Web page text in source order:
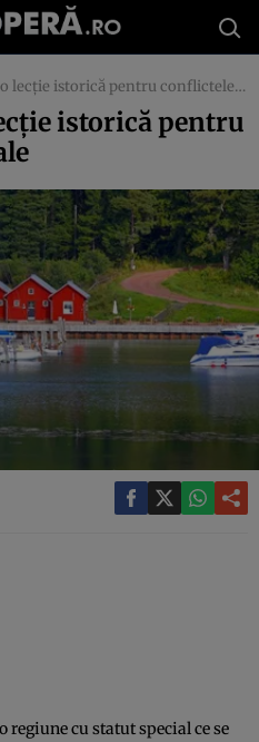
istorică pentru conflictele regionale
istorică pentru
cu statut special ce se